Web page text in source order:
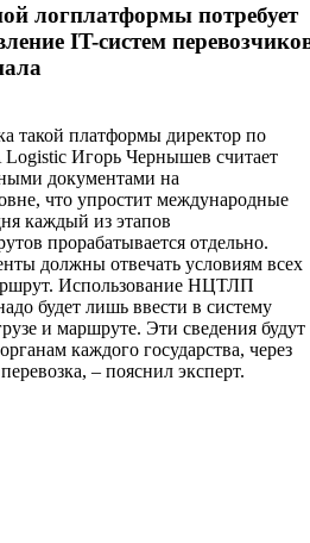
логплатформы потребует
IT-систем
такой платформы директор по
Logistic Игорь Чернышев считает
документами на
что упростит международные
каждый из этапов
прорабатывается отдельно.
должны отвечать условиям всех
Использование НЦТЛП
будет лишь ввести в систему
и маршруте. Эти сведения будут
каждого государства, через
– пояснил эксперт.